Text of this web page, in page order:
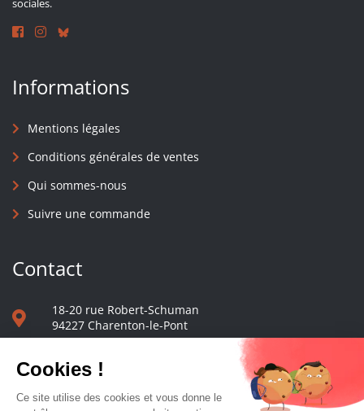
sociales.
Informations
Mentions légales
Conditions générales de ventes
Qui sommes-nous
Suivre une commande
Contact
18-20 rue Robert-Schuman
94227 Charenton-le-Pont